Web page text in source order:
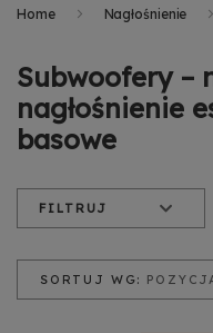
Home Nagłośnienie
SORTUJ WG:
Subwoofery –
nagłośnienie
basowe
FILTRUJ